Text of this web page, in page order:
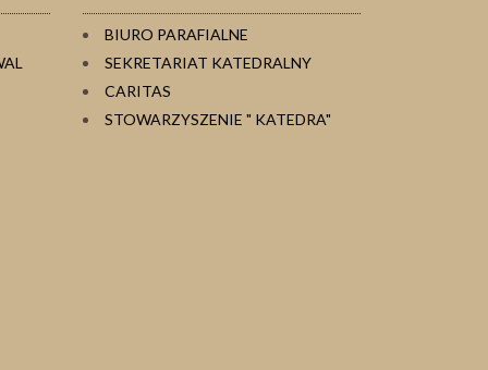
BIURO PARAFIALNE
SEKRETARIAT KATEDRALNY
CARITAS
STOWARZYSZENIE " KATEDRA"